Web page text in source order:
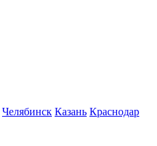
Челябинск Казань Краснодар